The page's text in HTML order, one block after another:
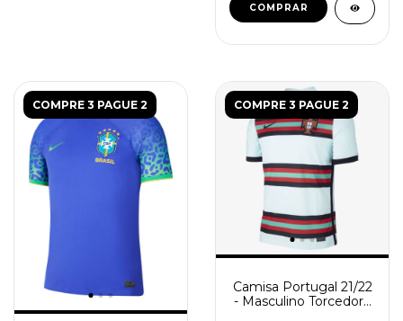
COMPRAR
COMPRE 3 PAGUE 2 COMPRE 3 PAGUE 2
Camisa Portugal 21/22
- Masculino Torcedor -